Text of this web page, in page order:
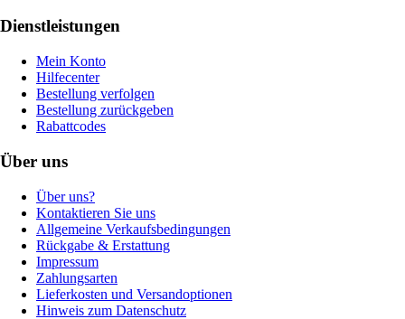
Dienstleistungen
Mein Konto
Hilfecenter
Bestellung verfolgen
Bestellung zurückgeben
Rabattcodes
Über uns
Über uns?
Kontaktieren Sie uns
Allgemeine Verkaufsbedingungen
Rückgabe & Erstattung
Impressum
Zahlungsarten
Lieferkosten und Versandoptionen
Hinweis zum Datenschutz